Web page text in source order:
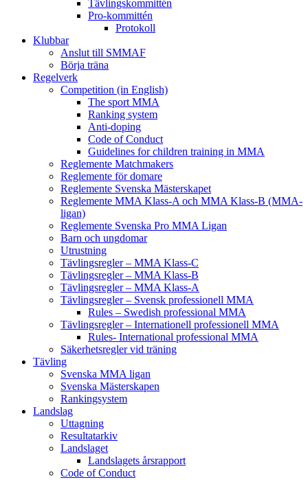
Tävlingskommittén
Pro-kommittén
Protokoll
Klubbar
Anslut till SMMAF
Börja träna
Regelverk
Competition (in English)
The sport MMA
Ranking system
Anti-doping
Code of Conduct
Guidelines for children training in MMA
Reglemente Matchmakers
Reglemente för domare
Reglemente Svenska Mästerskapet
Reglemente MMA Klass-A och MMA Klass-B (MMA-
ligan)
Reglemente Svenska Pro MMA Ligan
Barn och ungdomar
Utrustning
Tävlingsregler – MMA Klass-C
Tävlingsregler – MMA Klass-B
Tävlingsregler – MMA Klass-A
Tävlingsregler – Svensk professionell MMA
Rules – Swedish professional MMA
Tävlingsregler – Internationell professionell MMA
Rules- International professional MMA
Säkerhetsregler vid träning
Tävling
Svenska MMA ligan
Svenska Mästerskapen
Rankingsystem
Landslag
Uttagning
Resultatarkiv
Landslaget
Landslagets årsrapport
Code of Conduct